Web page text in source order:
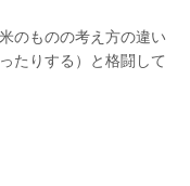
のものの考え方の違い
たりする）と格闘して